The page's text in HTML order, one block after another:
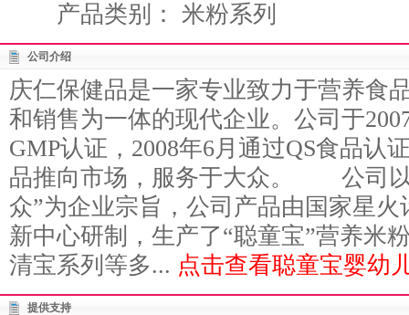
产品类别： 米粉系列
公司介绍
庆仁保健品是一家专业致力于营养食
和销售为一体的现代企业。公司于
GMP认证，2008年6月通过QS食品认
品推向市场，服务于大众。 公司以
众”为企业宗旨，公司产品由国家星
新中心研制，生产了“聪童宝”营养米
清宝系列等多... 点击查看聪童宝婴幼
提供支持